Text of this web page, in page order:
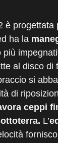
è progettata
ha la
più
al disco di
si
di
ceppi
L’